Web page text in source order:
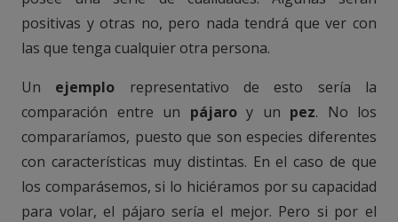
positivas y otras no, pero nada tendrá que ver con
las que tenga cualquier otra persona.
Un ejemplo representativo de esto sería la
comparación entre un pájaroy un pez. No los
compararíamos, puesto que son especies diferentes
con características muy distintas. En el caso de que
los comparásemos, si lo hiciéramos por su capacidad
para volar, el pájaro sería el mejor. Pero si por el